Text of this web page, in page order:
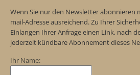
Wenn Sie nur den Newsletter abonnieren
mail-Adresse ausreichend. Zu Ihrer
Einlangen Ihrer Anfrage einen Link, nach
jederzeit kündbare Abonnement dieses
Ihr Name: